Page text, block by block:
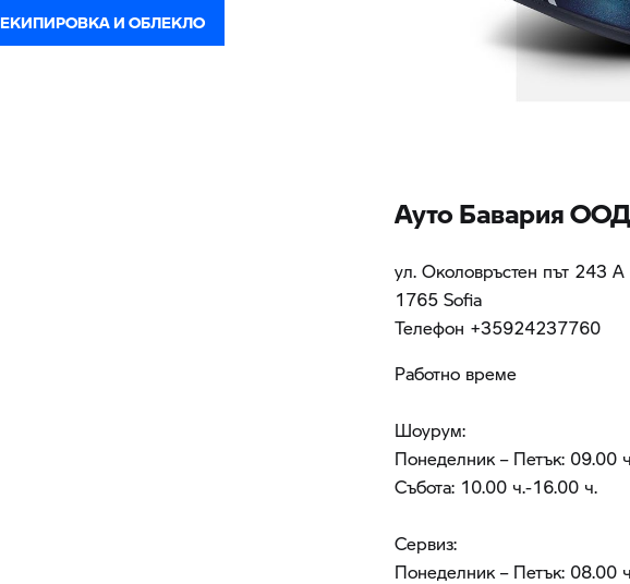
ЕКИПИРОВКА И ОБЛЕКЛО
Ауто Бавария ООД
ул. Околовръстен път 243 А
1765 Sofia
Teлефон +35924237760
Работно време
Шоурум:
Понеделник – Петък: 09.00
Събота: 10.00 ч.-16.00 ч.
Сервиз:
Понеделник – Петък: 08.00